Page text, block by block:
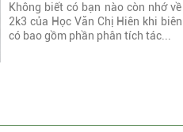
Không biết có bạn nào còn nhớ
2k3 của Học Văn Chị Hiên khi
có bao gồm phần phân tích tác...